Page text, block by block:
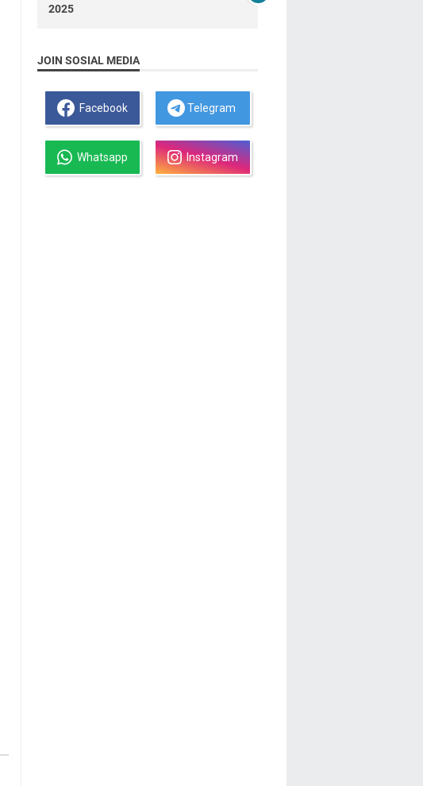
2025
JOIN SOSIAL MEDIA
Facebook Telegram
Whatsapp Instagram